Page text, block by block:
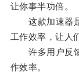
让你事半功倍。
这款加速器是
工作效率，让人
许多用户反馈
作效率。